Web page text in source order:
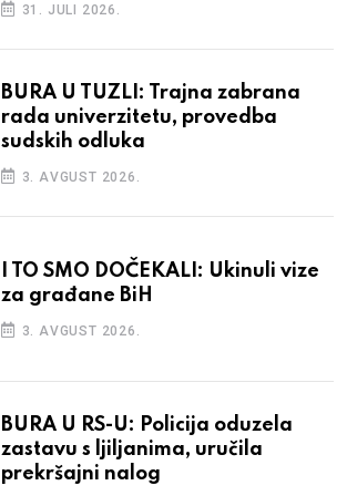
31. JULI 2026.
BURA U TUZLI: Trajna zabrana
rada univerzitetu, provedba
sudskih odluka
3. AVGUST 2026.
I TO SMO DOČEKALI: Ukinuli vize
za građane BiH
3. AVGUST 2026.
BURA U RS-U: Policija oduzela
zastavu s ljiljanima, uručila
prekršajni nalog